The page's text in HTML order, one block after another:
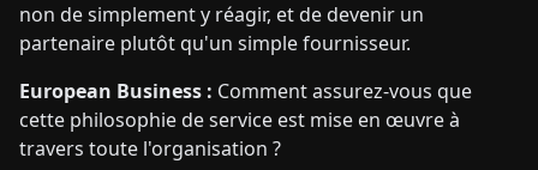
non de simplement y réagir, et de devenir un
partenaire plutôt qu'un simple fournisseur.
European Business : Comment assurez-vous que
cette philosophie de service est mise en œuvre à
travers toute l'organisation ?